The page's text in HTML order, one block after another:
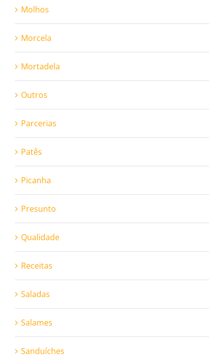
Molhos
Morcela
Mortadela
Outros
Parcerias
Patês
Picanha
Presunto
Qualidade
Receitas
Saladas
Salames
Sanduíches